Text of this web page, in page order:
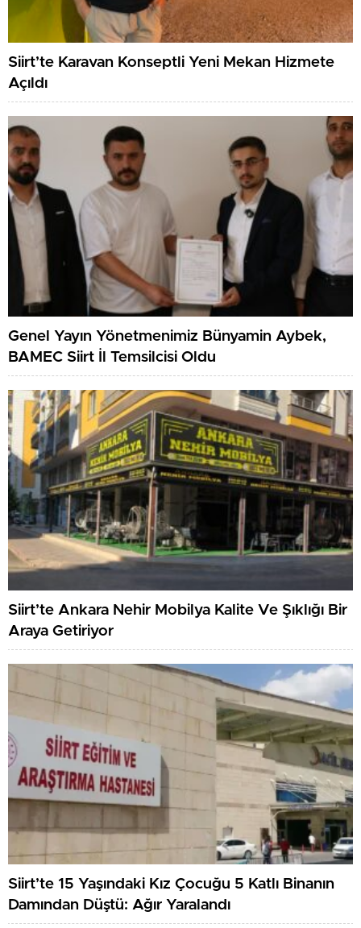
Siirt’te Karavan Konseptli Yeni Mekan Hizmete
Açıldı
Genel Yayın Yönetmenimiz Bünyamin Aybek,
BAMEC Siirt İl Temsilcisi Oldu
Siirt’te Ankara Nehir Mobilya Kalite Ve Şıklığı Bir
Araya Getiriyor
Siirt’te 15 Yaşındaki Kız Çocuğu 5 Katlı Binanın
Damından Düştü: Ağır Yaralandı